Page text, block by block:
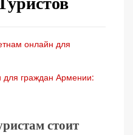
онлайн для
для граждан Армении:
стоит